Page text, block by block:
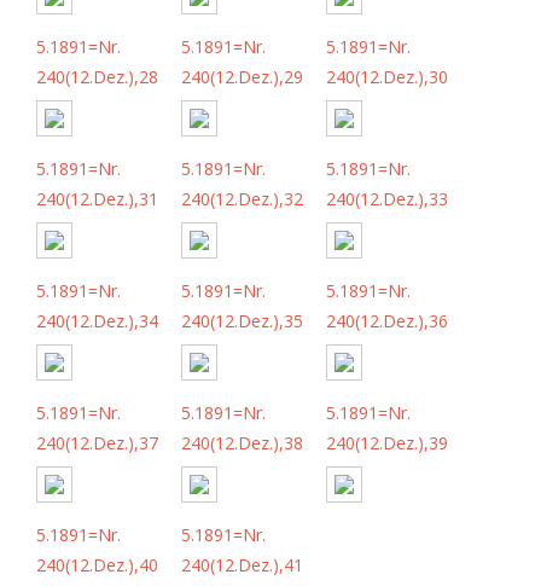
5.1891=Nr.
240(12.Dez.),28
5.1891=Nr.
240(12.Dez.),29
5.1891=Nr.
240(12.Dez.),30
5.1891=Nr.
240(12.Dez.),31
5.1891=Nr.
240(12.Dez.),32
5.1891=Nr.
240(12.Dez.),33
5.1891=Nr.
240(12.Dez.),34
5.1891=Nr.
240(12.Dez.),35
5.1891=Nr.
240(12.Dez.),36
5.1891=Nr.
240(12.Dez.),37
5.1891=Nr.
240(12.Dez.),38
5.1891=Nr.
240(12.Dez.),39
5.1891=Nr.
240(12.Dez.),40
5.1891=Nr.
240(12.Dez.),41